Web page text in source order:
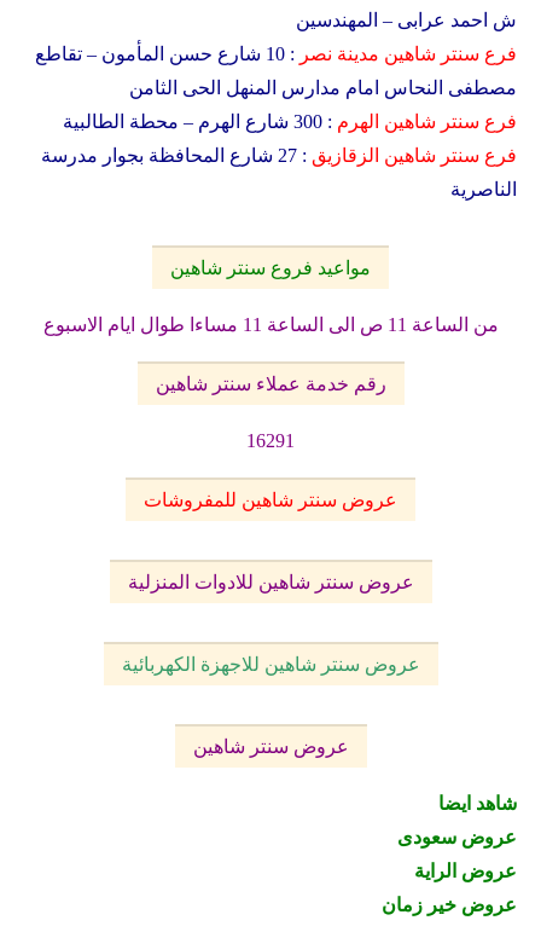
ش احمد عرابى – المهندسين
فرع سنتر شاهين مدينة نصر
: 10 شارع حسن المأمون – تقاطع
مصطفى النحاس امام مدارس المنهل الحى الثامن
فرع سنتر شاهين الهرم : 300 شارع الهرم – محطة الطالبية
فرع سنتر شاهين الزقازيق
: 27 شارع المحافظة بجوار مدرسة
الناصرية
مواعيد فروع سنتر شاهين
من الساعة 11 ص الى الساعة 11 مساءا طوال ايام الاسبوع
رقم خدمة عملاء سنتر شاهين
16291
عروض سنتر شاهين للمفروشات
عروض سنتر شاهين للادوات المنزلية
عروض سنتر شاهين للاجهزة الكهربائية
عروض سنتر شاهين
شاهد ايضا
عروض سعودى
عروض الراية
عروض خير زمان